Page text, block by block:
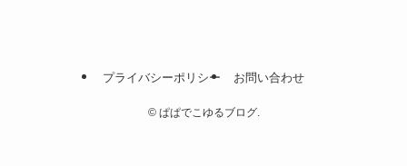
プライバシーポリシー お問い合わせ
©ぱぱでこゆるブログ.